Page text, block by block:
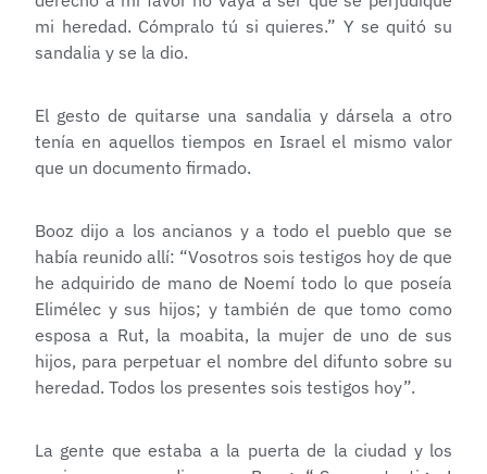
mi heredad. Cómpralo tú si quieres.” Y se quitó su
sandalia y se la dio.
El gesto de quitarse una sandalia y dársela a otro
tenía en aquellos tiempos en Israel el mismo valor
que un documento firmado.
Booz dijo a los ancianos y a todo el pueblo que se
había reunido allí: “Vosotros sois testigos hoy de que
he adquirido de mano de Noemí todo lo que poseía
Elimélec y sus hijos; y también de que tomo como
esposa a Rut, la moabita, la mujer de uno de sus
hijos, para perpetuar el nombre del difunto sobre su
heredad. Todos los presentes sois testigos hoy”.
La gente que estaba a la puerta de la ciudad y los